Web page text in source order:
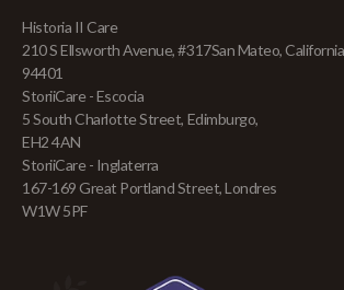
Historia II Care
210 S Ellsworth Avenue, #317San Mateo, California
94401
StoriiCare - Escocia
5 South Charlotte Street, Edimburgo,
EH2 4AN
StoriiCare - Inglaterra
167-169 Great Portland Street, Londres
W1W 5PF